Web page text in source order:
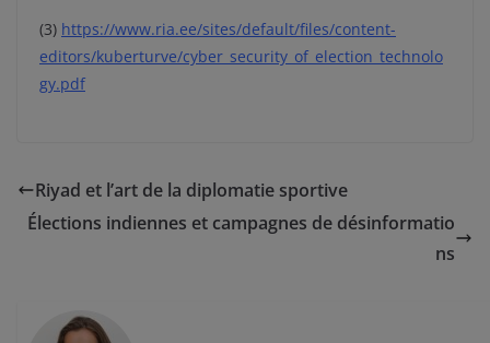
(3) https://www.ria.ee/sites/default/files/content-
editors/kuberturve/cyber_security_of_election_technolo
gy.pdf
Riyad et l’art de la diplomatie sportive
Élections indiennes et campagnes de désinformatio
ns